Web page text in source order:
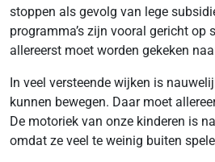
stoppen als gevolg van lege
programma’s zijn vooral gericht op
allereerst moet worden gekeken
In veel versteende wijken is
kunnen bewegen. Daar moet
De motoriek van onze kinderen is
omdat ze veel te weinig buiten